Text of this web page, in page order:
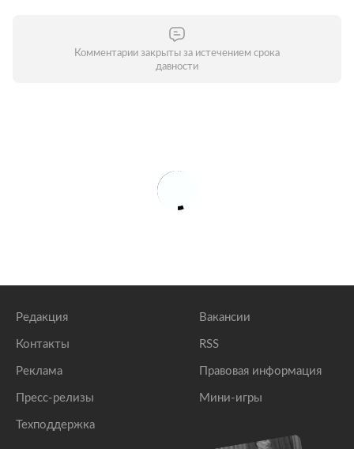
Комментарии закрыты за истечением срока
давности
Редакция
Контакты
Реклама
Пресс-релизы
Техподдержка
Вакансии
RSS
Правовая информация
Мини-игры